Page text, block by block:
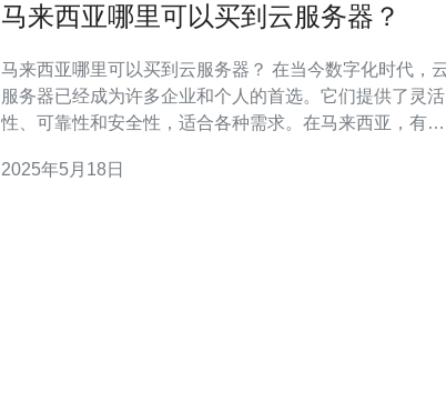
马来西亚哪里可以买到云服务器？
马来西亚哪里可以买到云服务器？ 在当今数字化时代，云
服务器已经成为许多企业和个人的首选。它们提供了灵活
性、可靠性和安全性，适合各种需求。在马来西亚，有许
买云服务器的地方。 在马来西亚，有一些知名的云服务器
2025年5月18日